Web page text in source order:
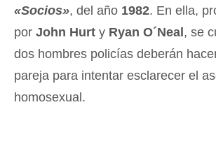
«Socios», del año 1982. En ella,
por John Hurt y Ryan O´Neal , se
dos hombres policías deberán
pareja para intentar esclarecer el
homosexual.